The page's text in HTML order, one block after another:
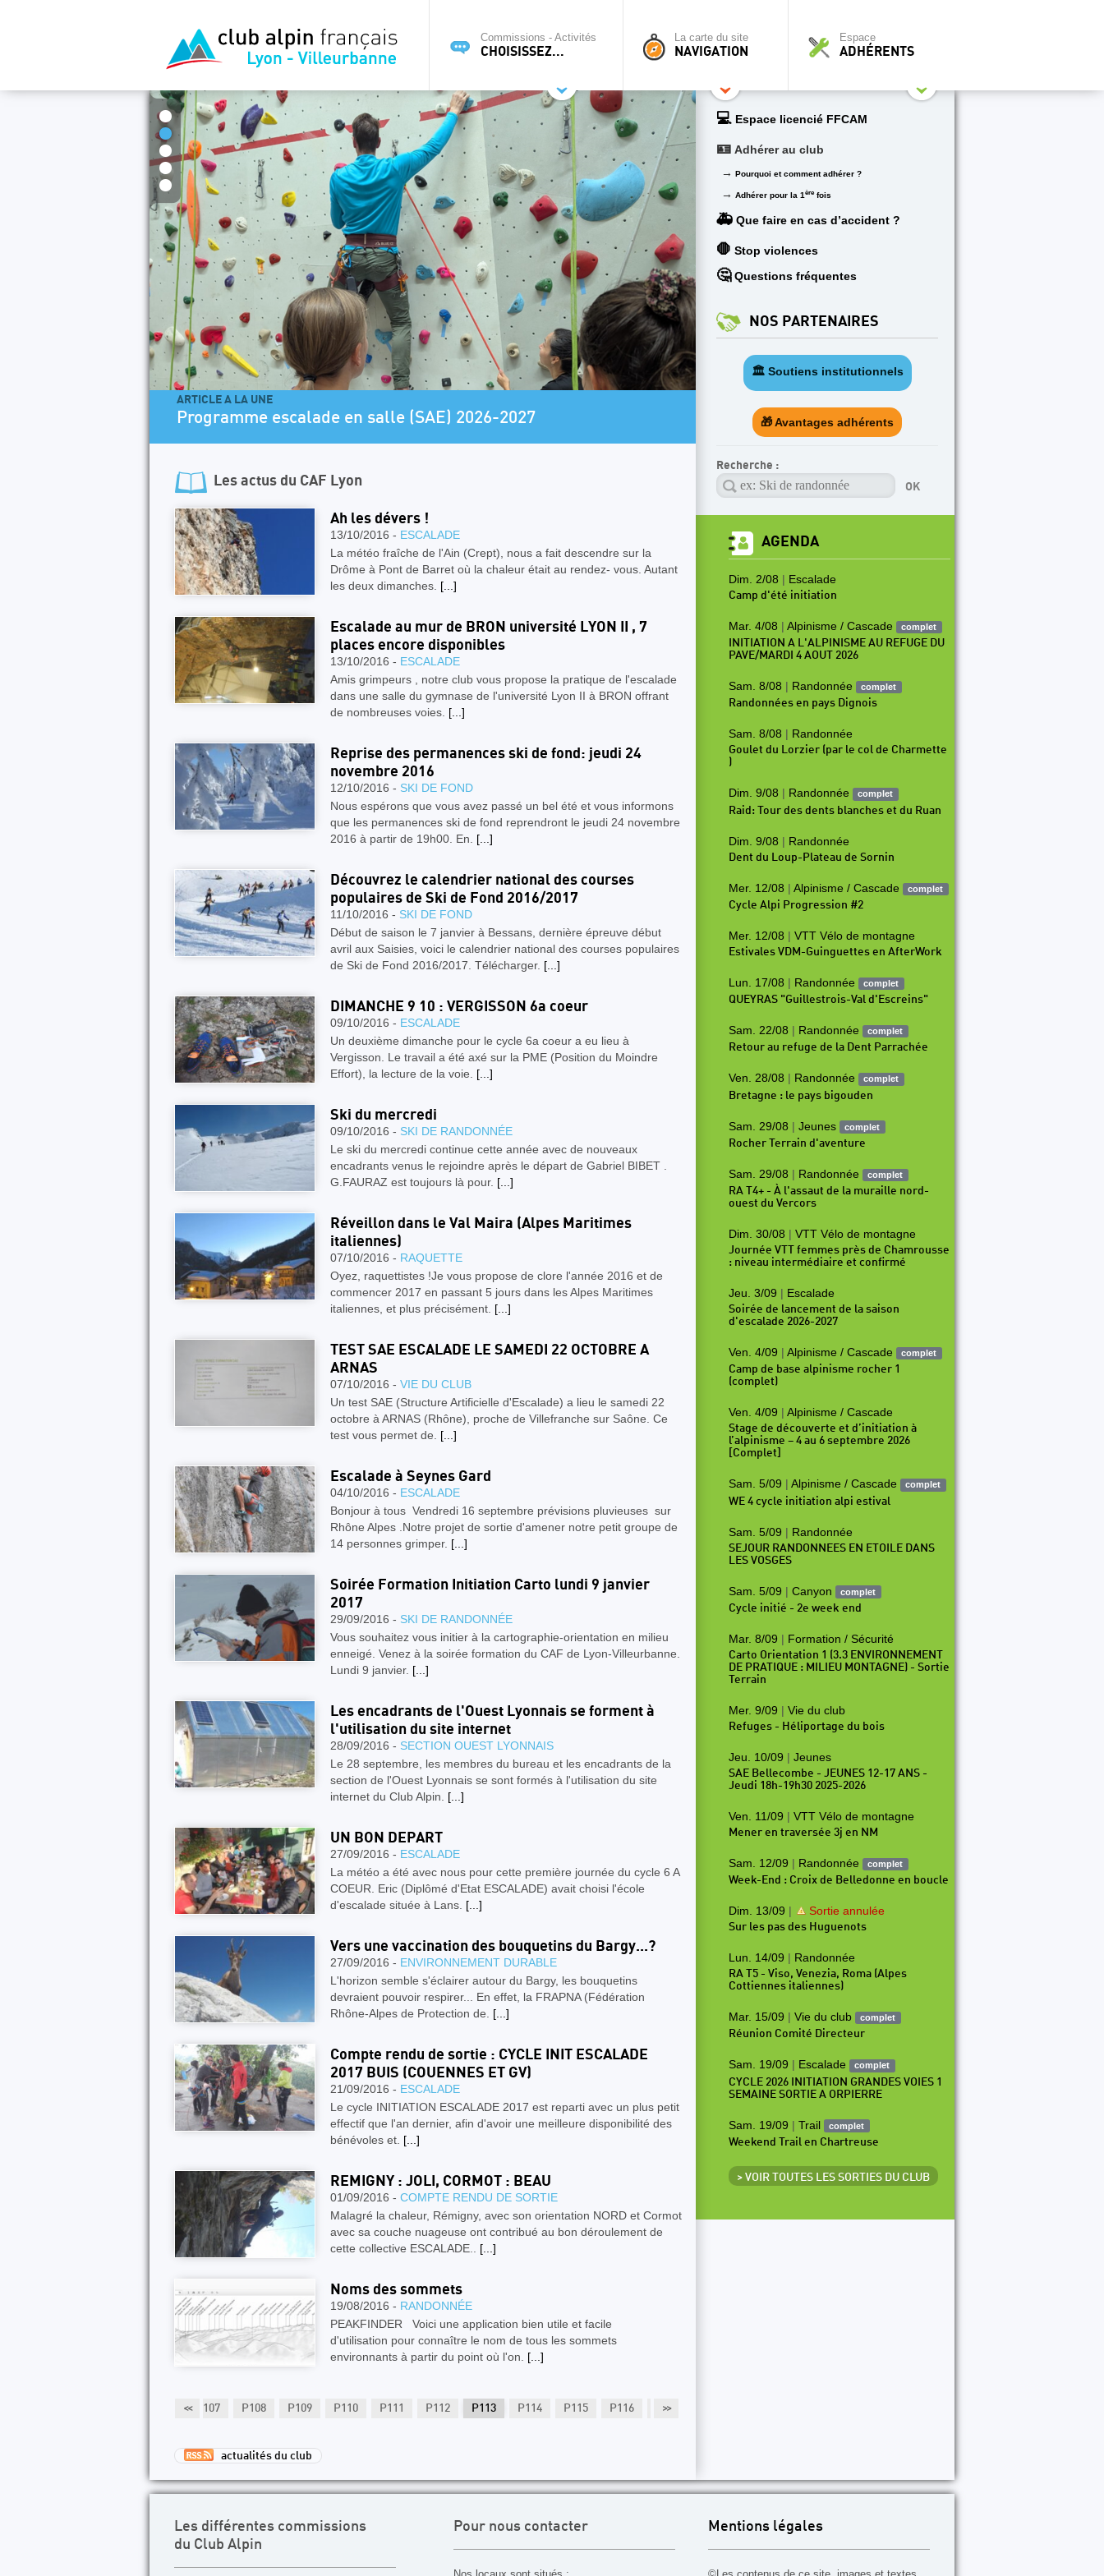
Commissions - Activités
CHOISISSEZ...
La carte du site
NAVIGATION
Espace
ADHÉRENTS
ARTICLE A LA UNE
Programme escalade en salle (SAE) 2026-2027 Programme des cycles d'escalade en falaise
Les actus du CAF Lyon
Ah les dévers !
13/10/2016 - ESCALADE
La météo fraîche de l'Ain (Crept), nous a fait descendre sur la
Drôme à Pont de Barret où la chaleur était au rendez- vous. Autant
les deux dimanches. [...]
Escalade au mur de BRON université LYON II , 7
places encore disponibles
13/10/2016 - ESCALADE
Amis grimpeurs , notre club vous propose la pratique de l'escalade
dans une salle du gymnase de l'université Lyon II à BRON offrant
de nombreuses voies. [...]
Reprise des permanences ski de fond: jeudi 24
novembre 2016
12/10/2016 - SKI DE FOND
Nous espérons que vous avez passé un bel été et vous informons
que les permanences ski de fond reprendront le jeudi 24 novembre
2016 à partir de 19h00. En. [...]
Découvrez le calendrier national des courses
populaires de Ski de Fond 2016/2017
11/10/2016 - SKI DE FOND
Début de saison le 7 janvier à Bessans, dernière épreuve début
avril aux Saisies, voici le calendrier national des courses populaires
de Ski de Fond 2016/2017. Télécharger. [...]
DIMANCHE 9 10 : VERGISSON 6a coeur
09/10/2016 - ESCALADE
Un deuxième dimanche pour le cycle 6a coeur a eu lieu à
Vergisson. Le travail a été axé sur la PME (Position du Moindre
Effort), la lecture de la voie. [...]
Ski du mercredi
09/10/2016 - SKI DE RANDONNÉE
Le ski du mercredi continue cette année avec de nouveaux
encadrants venus le rejoindre après le départ de Gabriel BIBET .
G.FAURAZ est toujours là pour. [...]
Réveillon dans le Val Maira (Alpes Maritimes
italiennes)
07/10/2016 - RAQUETTE
Oyez, raquettistes !Je vous propose de clore l'année 2016 et de
commencer 2017 en passant 5 jours dans les Alpes Maritimes
italiennes, et plus précisément. [...]
TEST SAE ESCALADE LE SAMEDI 22 OCTOBRE A
ARNAS
07/10/2016 - VIE DU CLUB
Un test SAE (Structure Artificielle d'Escalade) a lieu le samedi 22
octobre à ARNAS (Rhône), proche de Villefranche sur Saône. Ce
test vous permet de. [...]
Escalade à Seynes Gard
04/10/2016 - ESCALADE
Bonjour à tous Vendredi 16 septembre prévisions pluvieuses sur
Rhône Alpes .Notre projet de sortie d'amener notre petit groupe de
14 personnes grimper. [...]
Soirée Formation Initiation Carto lundi 9 janvier
2017
29/09/2016 - SKI DE RANDONNÉE
Vous souhaitez vous initier à la cartographie-orientation en milieu
enneigé. Venez à la soirée formation du CAF de Lyon-Villeurbanne.
Lundi 9 janvier. [...]
Les encadrants de l'Ouest Lyonnais se forment à
l'utilisation du site internet
28/09/2016 - SECTION OUEST LYONNAIS
Le 28 septembre, les membres du bureau et les encadrants de la
section de l'Ouest Lyonnais se sont formés à l'utilisation du site
internet du Club Alpin. [...]
UN BON DEPART
27/09/2016 - ESCALADE
La météo a été avec nous pour cette première journée du cycle 6 A
COEUR. Eric (Diplômé d'Etat ESCALADE) avait choisi l'école
d'escalade située à Lans. [...]
Vers une vaccination des bouquetins du Bargy...?
27/09/2016 - ENVIRONNEMENT DURABLE
L'horizon semble s'éclairer autour du Bargy, les bouquetins
devraient pouvoir respirer... En effet, la FRAPNA (Fédération
Rhône-Alpes de Protection de. [...]
Compte rendu de sortie : CYCLE INIT ESCALADE
2017 BUIS (COUENNES ET GV)
21/09/2016 - ESCALADE
Le cycle INITIATION ESCALADE 2017 est reparti avec un plus petit
effectif que l'an dernier, afin d'avoir une meilleure disponibilité des
bénévoles et. [...]
REMIGNY : JOLI, CORMOT : BEAU
01/09/2016 - COMPTE RENDU DE SORTIE
Malagré la chaleur, Rémigny, avec son orientation NORD et Cormot
avec sa couche nuageuse ont contribué au bon déroulement de
cette collective ESCALADE.. [...]
Noms des sommets
19/08/2016 - RANDONNÉE
PEAKFINDER Voici une application bien utile et facile
d'utilisation pour connaître le nom de tous les sommets
environnants à partir du point où l'on. [...]
<< >>
P107 P108 P109 P110 P111 P112 P113 P114 P115 P116 P117
actualités du club
💻 Espace licencié FFCAM
🪪 Adhérer au club
→ Pourquoi et comment adhérer ?
→ Adhérer pour la 1 èrefois
🚑 Que faire en cas d’accident ?
🛑 Stop violences
🤔Questions fréquentes
NOS PARTENAIRES
🏛️ Soutiens institutionnels
🎁 Avantages adhérents
Recherche :
AGENDA
Dim. 2/08 | Escalade
Camp d'été initiation
Mar. 4/08 | Alpinisme / Cascade complet
INITIATION A L'ALPINISME AU REFUGE DU
PAVE/MARDI 4 AOUT 2026
Sam. 8/08 | Randonnée complet
Randonnées en pays Dignois
Sam. 8/08 | Randonnée
Goulet du Lorzier (par le col de Charmette
)
Dim. 9/08 | Randonnée complet
Raid: Tour des dents blanches et du Ruan
Dim. 9/08 | Randonnée
Dent du Loup-Plateau de Sornin
Mer. 12/08 | Alpinisme / Cascade complet
Cycle Alpi Progression #2
Mer. 12/08 | VTT Vélo de montagne
Estivales VDM-Guinguettes en AfterWork
Lun. 17/08 | Randonnée complet
QUEYRAS "Guillestrois-Val d'Escreins"
Sam. 22/08 | Randonnée complet
Retour au refuge de la Dent Parrachée
Ven. 28/08 | Randonnée complet
Bretagne : le pays bigouden
Sam. 29/08 | Jeunes complet
Rocher Terrain d'aventure
Sam. 29/08 | Randonnée complet
RA T4+ - À l'assaut de la muraille nord-
ouest du Vercors
Dim. 30/08 | VTT Vélo de montagne
Journée VTT femmes près de Chamrousse
: niveau intermédiaire et confirmé
Jeu. 3/09 | Escalade
Soirée de lancement de la saison
d'escalade 2026-2027
Ven. 4/09 | Alpinisme / Cascade complet
Camp de base alpinisme rocher 1
(complet)
Ven. 4/09 | Alpinisme / Cascade
Stage de découverte et d’initiation à
l’alpinisme – 4 au 6 septembre 2026
[Complet]
Sam. 5/09 | Alpinisme / Cascade complet
WE 4 cycle initiation alpi estival
Sam. 5/09 | Randonnée
SEJOUR RANDONNEES EN ETOILE DANS
LES VOSGES
Sam. 5/09 | Canyon complet
Cycle initié - 2e week end
Mar. 8/09 | Formation / Sécurité
Carto Orientation 1 (3.3 ENVIRONNEMENT
DE PRATIQUE : MILIEU MONTAGNE) - Sortie
Terrain
Mer. 9/09 | Vie du club
Refuges - Héliportage du bois
Jeu. 10/09 | Jeunes
SAE Bellecombe - JEUNES 12-17 ANS -
Jeudi 18h-19h30 2025-2026
Ven. 11/09 | VTT Vélo de montagne
Mener en traversée 3j en NM
Sam. 12/09 | Randonnée complet
Week-End : Croix de Belledonne en boucle
Dim. 13/09 | Sortie annulée
Sur les pas des Huguenots
Lun. 14/09 | Randonnée
RA T5 - Viso, Venezia, Roma (Alpes
Cottiennes italiennes)
Mar. 15/09 | Vie du club complet
Réunion Comité Directeur
Sam. 19/09 | Escalade complet
CYCLE 2026 INITIATION GRANDES VOIES 1
SEMAINE SORTIE A ORPIERRE
Sam. 19/09 | Trail complet
Weekend Trail en Chartreuse
> VOIR TOUTES LES SORTIES DU CLUB
Les différentes commissions
du Club Alpin
Pour nous contacter Mentions légales